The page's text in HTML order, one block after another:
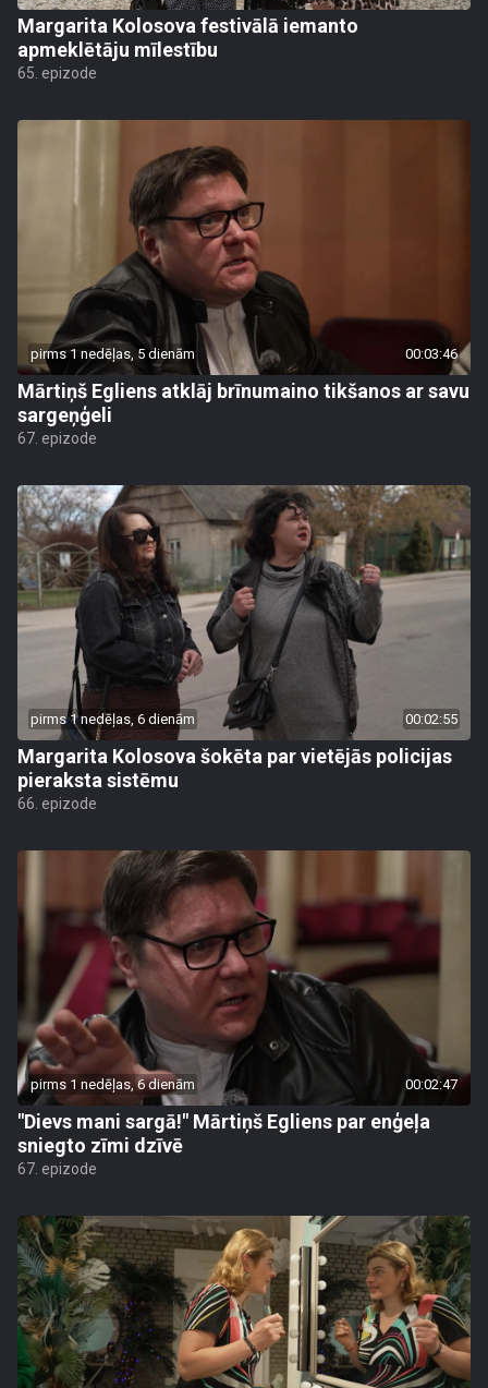
Margarita Kolosova festivālā iemanto
apmeklētāju mīlestību
65. epizode
pirms 1 nedēļas, 5 dienām 00:03:46
Mārtiņš Egliens atklāj brīnumaino tikšanos ar savu
sargeņģeli
67. epizode
pirms 1 nedēļas, 6 dienām 00:02:55
Margarita Kolosova šokēta par vietējās policijas
pieraksta sistēmu
66. epizode
pirms 1 nedēļas, 6 dienām 00:02:47
"Dievs mani sargā!" Mārtiņš Egliens par enģeļa
sniegto zīmi dzīvē
67. epizode